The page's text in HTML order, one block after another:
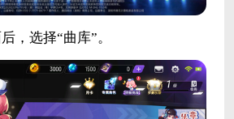
，选择“曲库”。